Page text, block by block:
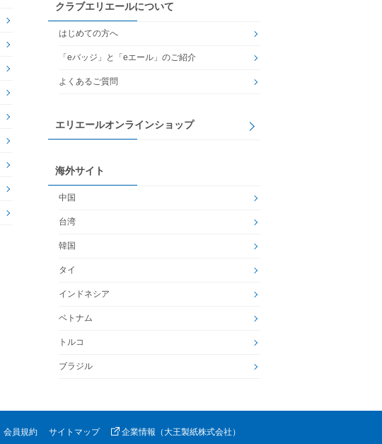
クラブエリエールについて
はじめての方へ
「eバッジ」と「eエール」のご紹介
よくあるご質問
エリエールオンラインショップ
海外サイト
中国
台湾
韓国
タイ
インドネシア
ベトナム
トルコ
ブラジル
会員規約 サイトマップ 企業情報（大王製紙株式会社）